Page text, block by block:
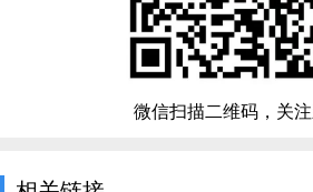
微信扫描二维码，关